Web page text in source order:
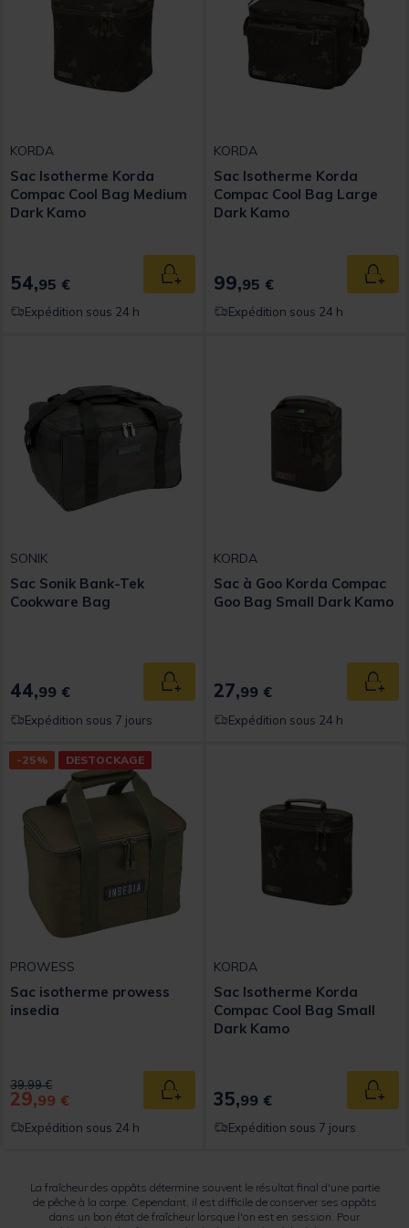
KORDA
Sac Isotherme Korda
Compac Cool Bag Medium
Dark Kamo
54,95 € Ajouter au panier
Expédition sous 24 h
KORDA
Sac Isotherme Korda
Compac Cool Bag Large
Dark Kamo
99,95 €
Expédition sous 24 h
SONIK
Sac Sonik Bank-Tek
Cookware Bag
44,99 € Ajouter au panier
Expédition sous 7 jours
KORDA
Sac à Goo Korda Compac
Goo Bag Small Dark Kamo
27,99 €
Expédition sous 24 h
-25% DESTOCKAGE
PROWESS
Sac isotherme prowess
insedia
Price reduced from
39,99 €to
29,99 € Ajouter au panier
Expédition sous 24 h
KORDA
Sac Isotherme Korda
Compac Cool Bag Small
Dark Kamo
35,99 €
Expédition sous 7 jours
La fraîcheur des appâts détermine souvent le résultat final d'une partie
de pêche à la carpe. Cependant, il est difficile de conserver ses appâts
dans un bon état de fraîcheur lorsque l'on est en session. Pour